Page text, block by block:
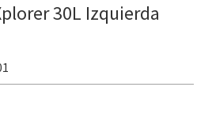
30L Izquierda